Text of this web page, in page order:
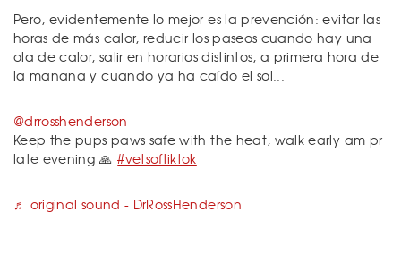
Pero, evidentemente lo mejor es la prevención: evitar las
horas de más calor, reducir los paseos cuando hay una
ola de calor, salir en horarios distintos, a primera hora de
la mañana y cuando ya ha caído el sol...
@drrosshenderson
Keep the pups paws safe with the heat, walk early am pr
late evening 🙏 #vetsoftiktok
♬ original sound - DrRossHenderson